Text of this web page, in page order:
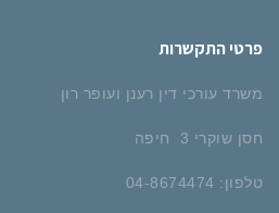
פרטי התקשרות
משרד עורכי דין רענן ועופר רון
חסן שוקרי 3 חיפה
טלפון: 04-8674474